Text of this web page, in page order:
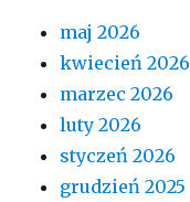
maj 2026
kwiecień 2026
marzec 2026
luty 2026
styczeń 2026
grudzień 2025